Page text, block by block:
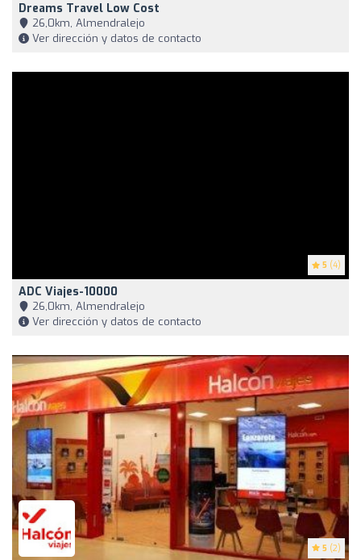
Dreams Travel Low Cost
26,0km, Almendralejo
Ver dirección y datos de contacto
5 (4)
ADC Viajes-10000
26,0km, Almendralejo
Ver dirección y datos de contacto
5 (2)